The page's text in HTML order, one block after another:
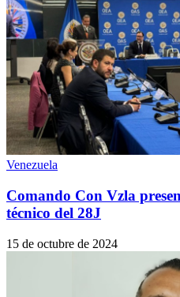
Venezuela
Comando Con Vzla
técnico del 28J
15 de octubre de 2024